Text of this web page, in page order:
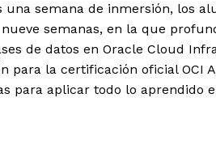
una semana de inmersión, los
semanas, en la que
de datos en Oracle Cloud
para la certificación oficial OCI
para aplicar todo lo aprendido